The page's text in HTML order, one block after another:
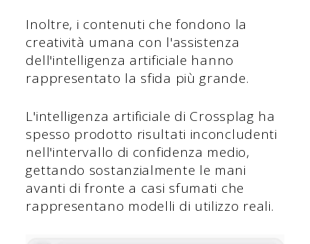
Inoltre, i contenuti che fondono la
creatività umana con l'assistenza
dell'intelligenza artificiale hanno
rappresentato la sfida più grande.
L'intelligenza artificiale di Crossplag ha
spesso prodotto risultati inconcludenti
nell'intervallo di confidenza medio,
gettando sostanzialmente le mani
avanti di fronte a casi sfumati che
rappresentano modelli di utilizzo reali.